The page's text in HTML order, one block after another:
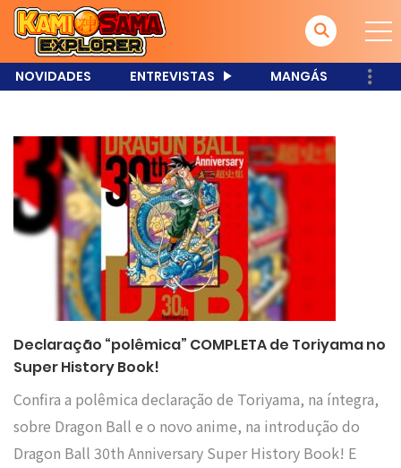
NOVIDADES ENTREVISTAS MANGÁS
Declaração “polêmica” COMPLETA de Toriyama no
Super History Book!
Confira a polêmica declaração de Toriyama, na íntegra,
sobre Dragon Ball e o novo anime, na introdução do
Dragon Ball 30th Anniversary Super History Book! E